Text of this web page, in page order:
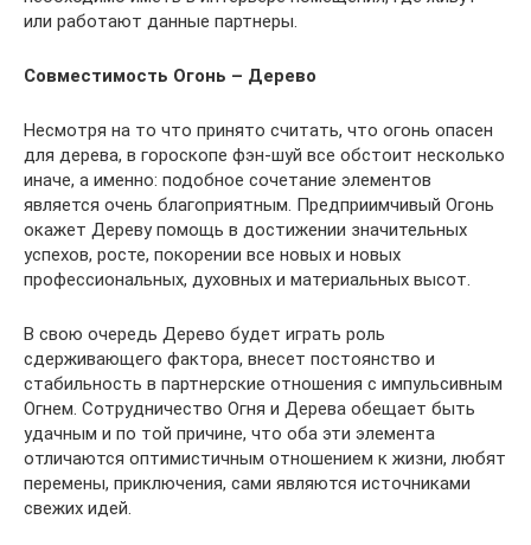
или работают данные партнеры.
Совместимость Огонь – Дерево
Несмотря на то что принято считать, что огонь опасен
для дерева, в гороскопе фэн-шуй все обстоит несколько
иначе, а именно: подобное сочетание элементов
является очень благоприятным. Предприимчивый Огонь
окажет Дереву помощь в достижении значительных
успехов, росте, покорении все новых и новых
профессиональных, духовных и материальных высот.
В свою очередь Дерево будет играть роль
сдерживающего фактора, внесет постоянство и
стабильность в партнерские отношения с импульсивным
Огнем. Сотрудничество Огня и Дерева обещает быть
удачным и по той причине, что оба эти элемента
отличаются оптимистичным отношением к жизни, любят
перемены, приключения, сами являются источниками
свежих идей.